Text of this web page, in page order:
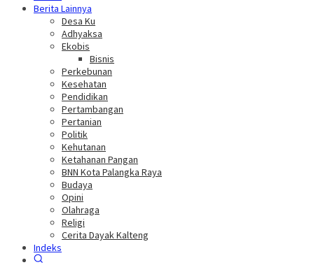
Berita Lainnya
Desa Ku
Adhyaksa
Ekobis
Bisnis
Perkebunan
Kesehatan
Pendidikan
Pertambangan
Pertanian
Politik
Kehutanan
Ketahanan Pangan
BNN Kota Palangka Raya
Budaya
Opini
Olahraga
Religi
Cerita Dayak Kalteng
Indeks